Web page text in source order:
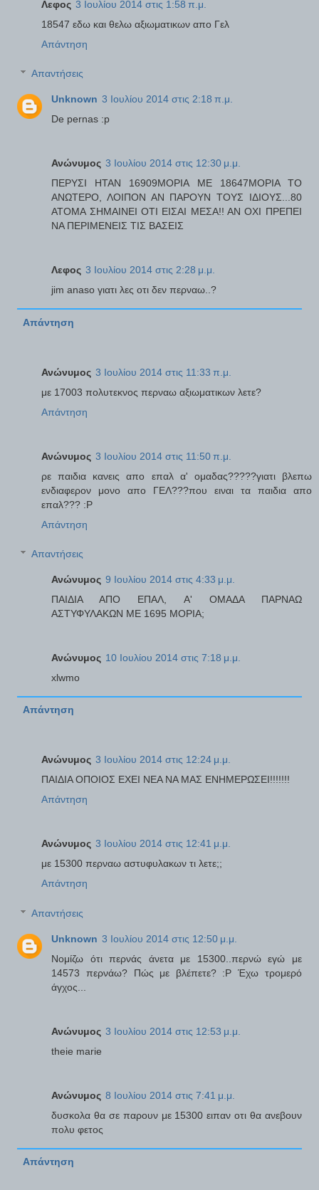
Λεφος 3 Ιουλίου 2014 στις 1:58 π.μ.
18547 εδω και θελω αξιωματικων απο Γελ
Απάντηση
Απαντήσεις
Unknown 3 Ιουλίου 2014 στις 2:18 π.μ.
De pernas :p
Ανώνυμος 3 Ιουλίου 2014 στις 12:30 μ.μ.
ΠΕΡΥΣΙ ΗΤΑΝ 16909ΜΟΡΙΑ ΜΕ 18647ΜΟΡΙΑ ΤΟ
ΑΝΩΤΕΡΟ, ΛΟΙΠΟΝ ΑΝ ΠΑΡΟΥΝ ΤΟΥΣ ΙΔΙΟΥΣ...80
ΑΤΟΜΑ ΣΗΜΑΙΝΕΙ ΟΤΙ ΕΙΣΑΙ ΜΕΣΑ!! ΑΝ ΟΧΙ ΠΡΕΠΕΙ
ΝΑ ΠΕΡΙΜΕΝΕΙΣ ΤΙΣ ΒΑΣΕΙΣ
Λεφος 3 Ιουλίου 2014 στις 2:28 μ.μ.
jim anaso γιατι λες οτι δεν περναω..?
Απάντηση
Ανώνυμος 3 Ιουλίου 2014 στις 11:33 π.μ.
με 17003 πολυτεκνος περναω αξιωματικων λετε?
Απάντηση
Ανώνυμος 3 Ιουλίου 2014 στις 11:50 π.μ.
ρε παιδια κανεις απο επαλ α' ομαδας?????γιατι βλεπω
ενδιαφερον μονο απο ΓΕΛ???που ειναι τα παιδια απο
επαλ??? :P
Απάντηση
Απαντήσεις
Ανώνυμος 9 Ιουλίου 2014 στις 4:33 μ.μ.
ΠΑΙΔΙΑ ΑΠΟ ΕΠΑΛ, Α' ΟΜΑΔΑ ΠΑΡΝΑΩ
ΑΣΤΥΦΥΛΑΚΩΝ ΜΕ 1695 ΜΟΡΙΑ;
Ανώνυμος 10 Ιουλίου 2014 στις 7:18 μ.μ.
xlwmo
Απάντηση
Ανώνυμος 3 Ιουλίου 2014 στις 12:24 μ.μ.
ΠΑΙΔΙΑ ΟΠΟΙΟΣ ΕΧΕΙ ΝΕΑ ΝΑ ΜΑΣ ΕΝΗΜΕΡΩΣΕΙ!!!!!!!
Απάντηση
Ανώνυμος 3 Ιουλίου 2014 στις 12:41 μ.μ.
με 15300 περναω αστυφυλακων τι λετε;;
Απάντηση
Απαντήσεις
Unknown 3 Ιουλίου 2014 στις 12:50 μ.μ.
Νομίζω ότι περνάς άνετα με 15300..περνώ εγώ με
14573 περνάω? Πώς με βλέπετε? :P Έχω τρομερό
άγχος...
Ανώνυμος 3 Ιουλίου 2014 στις 12:53 μ.μ.
theie marie
Ανώνυμος 8 Ιουλίου 2014 στις 7:41 μ.μ.
δυσκολα θα σε παρουν με 15300 ειπαν οτι θα ανεβουν
πολυ φετος
Απάντηση